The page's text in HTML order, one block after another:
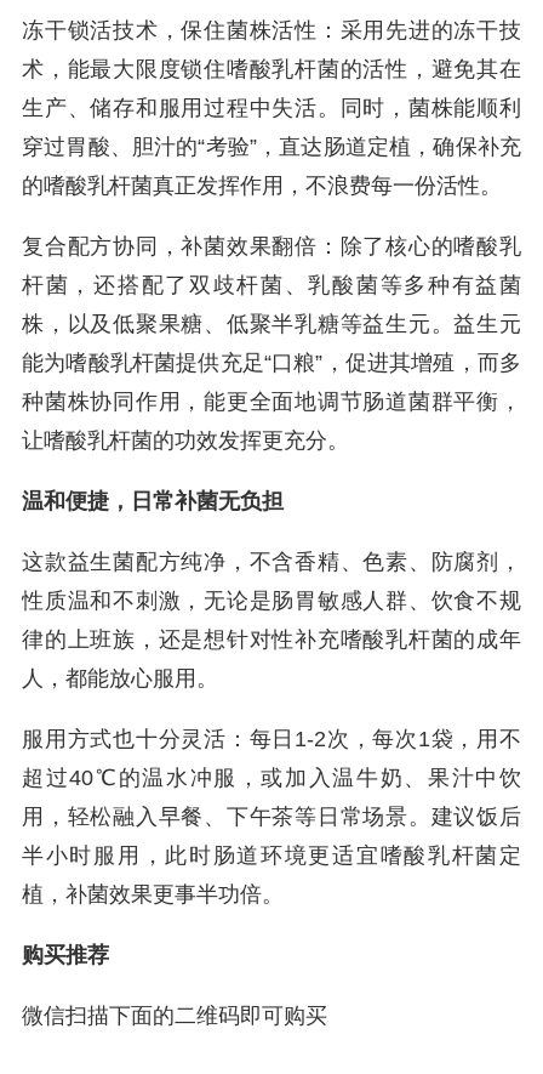
冻干锁活技术，保住菌株活性：采用先进的冻干技
术，能最大限度锁住嗜酸乳杆菌的活性，避免其在
生产、储存和服用过程中失活。同时，菌株能顺利
穿过胃酸、胆汁的“考验”，直达肠道定植，确保补充
的嗜酸乳杆菌真正发挥作用，不浪费每一份活性。
复合配方协同，补菌效果翻倍：除了核心的嗜酸乳
杆菌，还搭配了双歧杆菌、乳酸菌等多种有益菌
株，以及低聚果糖、低聚半乳糖等益生元。益生元
能为嗜酸乳杆菌提供充足“口粮”，促进其增殖，而多
种菌株协同作用，能更全面地调节肠道菌群平衡，
让嗜酸乳杆菌的功效发挥更充分。
温和便捷，日常补菌无负担
这款益生菌配方纯净，不含香精、色素、防腐剂，
性质温和不刺激，无论是肠胃敏感人群、饮食不规
律的上班族，还是想针对性补充嗜酸乳杆菌的成年
人，都能放心服用。
服用方式也十分灵活：每日1-2次，每次1袋，用不
超过40℃的温水冲服，或加入温牛奶、果汁中饮
用，轻松融入早餐、下午茶等日常场景。建议饭后
半小时服用，此时肠道环境更适宜嗜酸乳杆菌定
植，补菌效果更事半功倍。
购买推荐
微信扫描下面的二维码即可购买